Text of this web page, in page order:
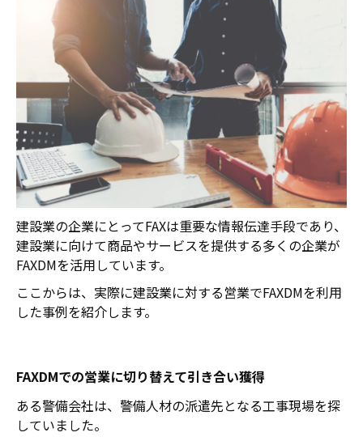
建設業の企業にとってFAXは重要な情報伝達手段であり、
建設業に向けて商品やサービスを提供する多くの企業が
FAXDMを活用しています。
ここからは、実際に建設業に対する営業でFAXDMを利用
した事例を紹介します。
FAXDMでの営業に切り替えて引き合い獲得
ある警備会社は、警備人材の派遣先となる工事現場を探
していました。